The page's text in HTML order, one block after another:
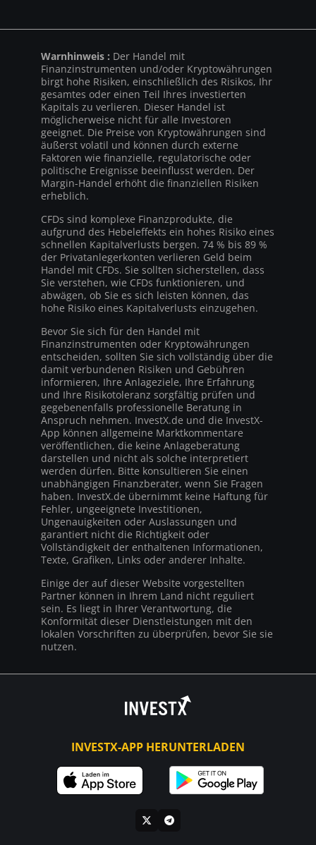
Warnhinweis : Der Handel mit
Finanzinstrumenten und/oder Kryptowährungen
birgt hohe Risiken, einschließlich des Risikos, Ihr
gesamtes oder einen Teil Ihres investierten
Kapitals zu verlieren. Dieser Handel ist
möglicherweise nicht für alle Investoren
geeignet. Die Preise von Kryptowährungen sind
äußerst volatil und können durch externe
Faktoren wie finanzielle, regulatorische oder
politische Ereignisse beeinflusst werden. Der
Margin-Handel erhöht die finanziellen Risiken
erheblich.
CFDs sind komplexe Finanzprodukte, die
aufgrund des Hebeleffekts ein hohes Risiko eines
schnellen Kapitalverlusts bergen. 74 % bis 89 %
der Privatanlegerkonten verlieren Geld beim
Handel mit CFDs. Sie sollten sicherstellen, dass
Sie verstehen, wie CFDs funktionieren, und
abwägen, ob Sie es sich leisten können, das
hohe Risiko eines Kapitalverlusts einzugehen.
Bevor Sie sich für den Handel mit
Finanzinstrumenten oder Kryptowährungen
entscheiden, sollten Sie sich vollständig über die
damit verbundenen Risiken und Gebühren
informieren, Ihre Anlageziele, Ihre Erfahrung
und Ihre Risikotoleranz sorgfältig prüfen und
gegebenenfalls professionelle Beratung in
Anspruch nehmen. InvestX.de und die InvestX-
App können allgemeine Marktkommentare
veröffentlichen, die keine Anlageberatung
darstellen und nicht als solche interpretiert
werden dürfen. Bitte konsultieren Sie einen
unabhängigen Finanzberater, wenn Sie Fragen
haben. InvestX.de übernimmt keine Haftung für
Fehler, ungeeignete Investitionen,
Ungenauigkeiten oder Auslassungen und
garantiert nicht die Richtigkeit oder
Vollständigkeit der enthaltenen Informationen,
Texte, Grafiken, Links oder anderer Inhalte.
Einige der auf dieser Website vorgestellten
Partner können in Ihrem Land nicht reguliert
sein. Es liegt in Ihrer Verantwortung, die
Konformität dieser Dienstleistungen mit den
lokalen Vorschriften zu überprüfen, bevor Sie sie
nutzen.
INVESTX-APP HERUNTERLADEN